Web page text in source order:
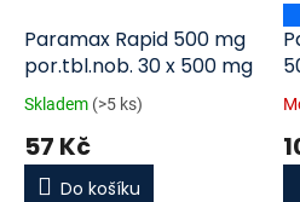
Paramax Rapid 500 mg
por.tbl.nob. 30 x 500 mg
Skladem (>5 ks)
57 Kč
Do košíku